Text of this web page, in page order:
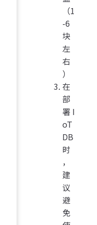
（1
-6
块
左
右
）
在
部
署 I
oT
DB
时
，
建
议
避
免